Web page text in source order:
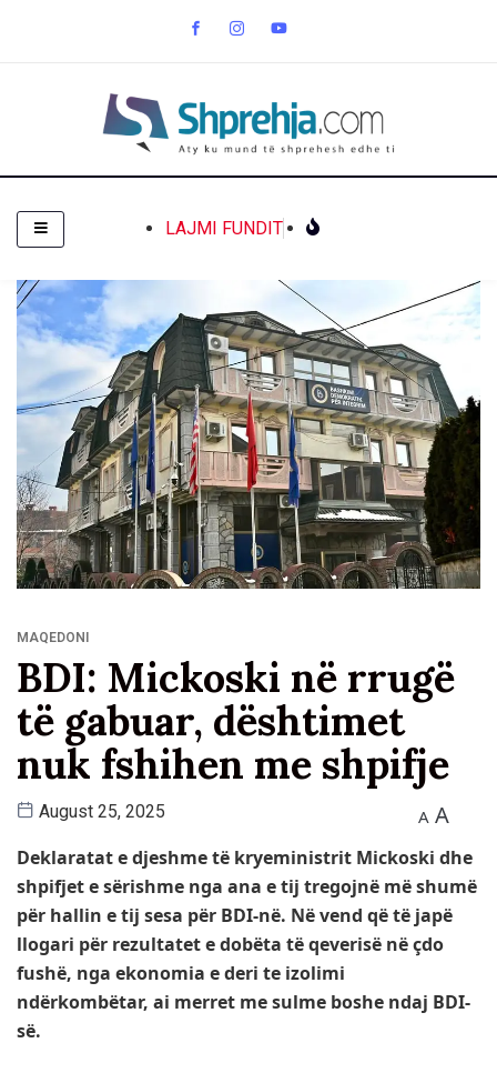
LAJMI FUNDIT
MAQEDONI
BDI: Mickoski në rrugë
të gabuar, dështimet
nuk fshihen me shpifje
August 25, 2025 A A
Deklaratat e djeshme të kryeministrit Mickoski dhe
shpifjet e sërishme nga ana e tij tregojnë më shumë
për hallin e tij sesa për BDI-në. Në vend që të japë
llogari për rezultatet e dobëta të qeverisë në çdo
fushë, nga ekonomia e deri te izolimi
ndërkombëtar, ai merret me sulme boshe ndaj BDI-
së.